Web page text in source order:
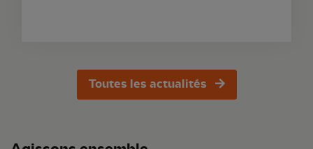
Toutes les actualités